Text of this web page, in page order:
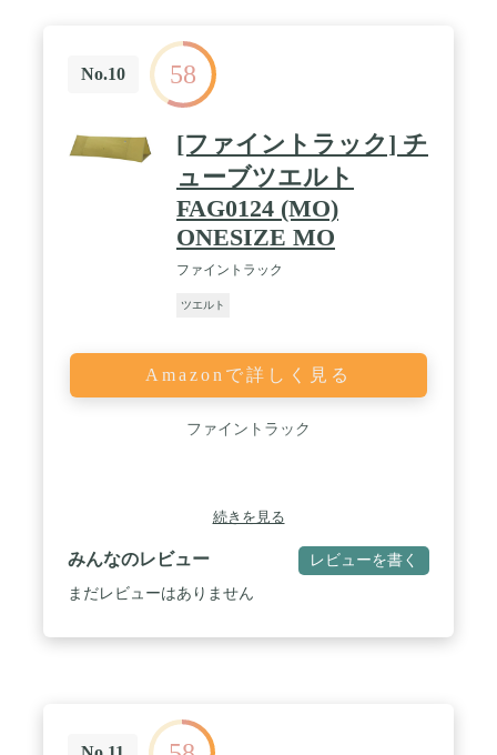
/ 4シーズン対応：ライズ1は4シーズン対応で、春夏
秋冬のあらゆる季節に使用することができます。 /
軽量でコンパクトなパッケージ：ライズ1は重量が
980gで、収納時のサイズも本体23×14cm、フレーム
38cmとコンパクトに収納できます。
No.10 58
[ファイントラック] チ
ューブツエルト
FAG0124 (MO)
ONESIZE MO
ファイントラック
ツエルト
Amazonで詳しく見る
ファイントラック
続きを見る
みんなのレビュー レビューを書く
まだレビューはありません